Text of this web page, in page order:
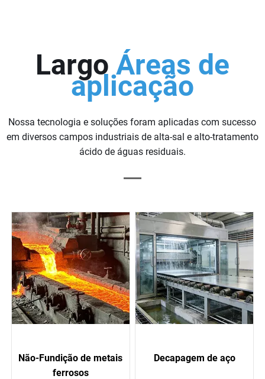
Largo Áreas de
aplicação
Nossa tecnologia e soluções foram aplicadas com sucesso
em diversos campos industriais de alta-sal e alto-tratamento
ácido de águas residuais.
Não-Fundição de metais
ferrosos
Decapagem de aço